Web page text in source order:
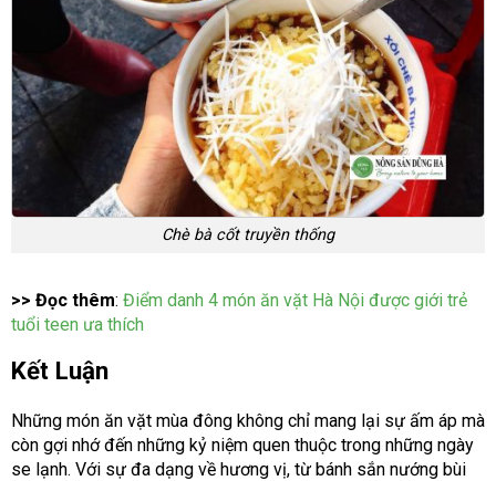
Chè bà cốt truyền thống
>> Đọc thêm: Điểm danh 4 món ăn vặt Hà Nội được giới trẻ
tuổi teen ưa thích
Kết Luận
Những món ăn vặt mùa đông không chỉ mang lại sự ấm áp mà
còn gợi nhớ đến những kỷ niệm quen thuộc trong những ngày
se lạnh. Với sự đa dạng về hương vị, từ bánh sắn nướng bùi